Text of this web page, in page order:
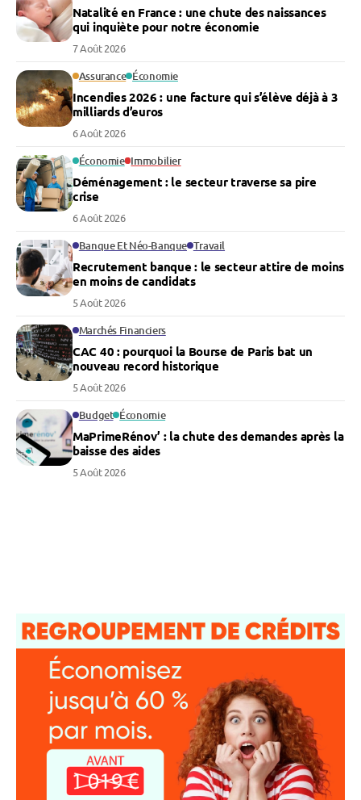
Natalité en France : une chute des naissances
qui inquiète pour notre économie
7 Août 2026
Assurance Économie
Incendies 2026 : une facture qui s’élève déjà à 3
milliards d’euros
6 Août 2026
Économie Immobilier
Déménagement : le secteur traverse sa pire
crise
6 Août 2026
Banque Et Néo-Banque Travail
Recrutement banque : le secteur attire de moins
en moins de candidats
5 Août 2026
Marchés Financiers
CAC 40 : pourquoi la Bourse de Paris bat un
nouveau record historique
5 Août 2026
Budget Économie
MaPrimeRénov’ : la chute des demandes après la
baisse des aides
5 Août 2026